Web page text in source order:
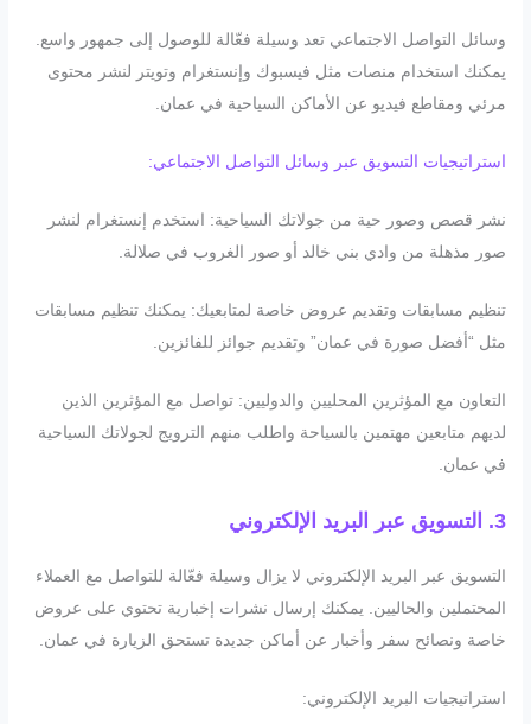
وسائل التواصل الاجتماعي تعد وسيلة فعّالة للوصول إلى جمهور واسع.
يمكنك استخدام منصات مثل فيسبوك وإنستغرام وتويتر لنشر محتوى
مرئي ومقاطع فيديو عن الأماكن السياحية في عمان.
استراتيجيات التسويق عبر وسائل التواصل الاجتماعي:
نشر قصص وصور حية من جولاتك السياحية: استخدم إنستغرام لنشر
صور مذهلة من وادي بني خالد أو صور الغروب في صلالة.
تنظيم مسابقات وتقديم عروض خاصة لمتابعيك: يمكنك تنظيم مسابقات
مثل “أفضل صورة في عمان” وتقديم جوائز للفائزين.
التعاون مع المؤثرين المحليين والدوليين: تواصل مع المؤثرين الذين
لديهم متابعين مهتمين بالسياحة واطلب منهم الترويج لجولاتك السياحية
في عمان.
3. التسويق عبر البريد الإلكتروني
التسويق عبر البريد الإلكتروني لا يزال وسيلة فعّالة للتواصل مع العملاء
المحتملين والحاليين. يمكنك إرسال نشرات إخبارية تحتوي على عروض
خاصة ونصائح سفر وأخبار عن أماكن جديدة تستحق الزيارة في عمان.
استراتيجيات البريد الإلكتروني: